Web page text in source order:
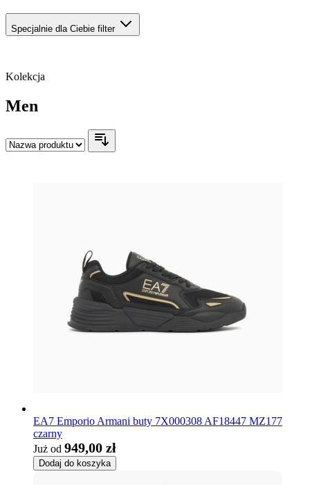
Specjalnie dla Ciebie filter
Kolekcja
Men
EA7 Emporio Armani buty 7X000308 AF18447 MZ177
czarny
Już od 949,00 zł
Dodaj do koszyka